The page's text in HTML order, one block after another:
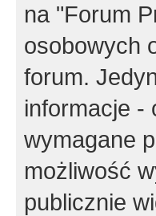
na "Forum
osobowych
forum.
informacje -
wymagane
możliwość
publicznie